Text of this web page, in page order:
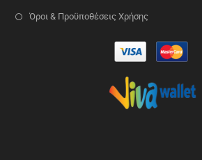
Όροι & Προϋποθέσεις Χρήσης